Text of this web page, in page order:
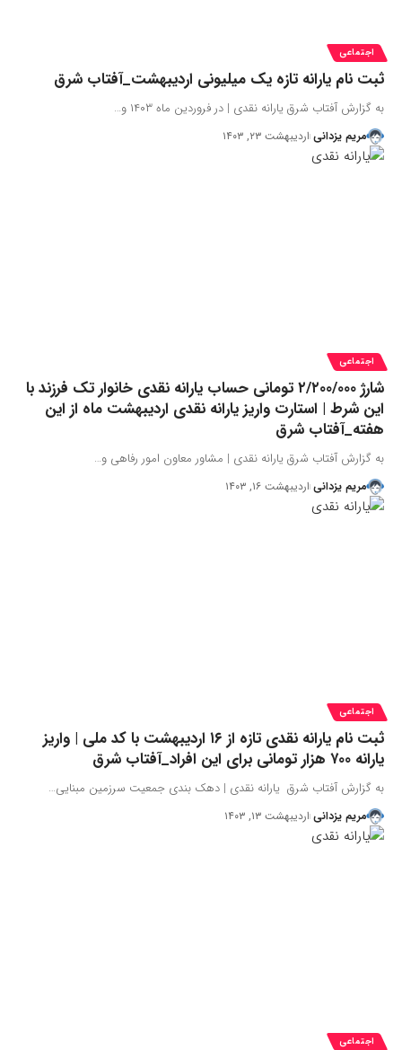
اجتماعی
ثبت نام یارانه تازه یک میلیونی اردیبهشت_آفتاب شرق
به گزارش آفتاب شرق یارانه نقدی | در فروردین ماه ۱۴۰۳ و…
مریم یزدانی اردیبهشت ۲۳, ۱۴۰۳
اجتماعی
شارژ ۲/۲۰۰/۰۰۰ تومانی حساب یارانه نقدی خانوار تک فرزند با
این شرط | استارت واریز یارانه نقدی اردیبهشت ماه از این
هفته_آفتاب شرق
به گزارش آفتاب شرق یارانه نقدی | مشاور معاون امور رفاهی و…
مریم یزدانی اردیبهشت ۱۶, ۱۴۰۳
اجتماعی
ثبت نام یارانه نقدی تازه از ۱۶ اردیبهشت با کد ملی | واریز
یارانه ۷۰۰ هزار تومانی برای این افراد_آفتاب شرق
به گزارش آفتاب شرق یارانه نقدی | دهک بندی جمعیت سرزمین مبنایی…
مریم یزدانی اردیبهشت ۱۳, ۱۴۰۳
اجتماعی